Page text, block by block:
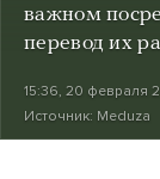
важном
перевод их
15:36, 20 февраля
Источник: Meduza